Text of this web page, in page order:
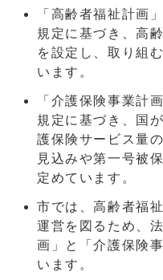
「高齢者福祉計画
規定に基づき、高
を設定し、取り組
います。
「介護保険事業計
規定に基づき、国
護保険サービス量
見込みや第一号被
定めています。
市では、高齢者福
運営を図るため、
画」と「介護保険
います。